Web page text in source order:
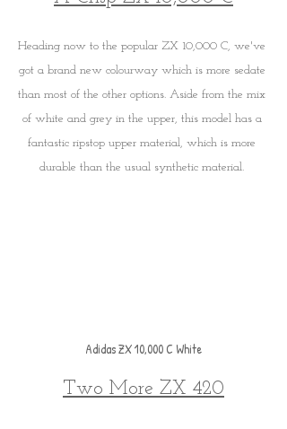
Heading now to the popular ZX 10,000 C, we've
got a brand new colourway which is more sedate
than most of the other options. Aside from the mix
of white and grey in the upper, this model has a
fantastic ripstop upper material, which is more
durable than the usual synthetic material.
Adidas ZX 10,000 C White
Two More ZX 420